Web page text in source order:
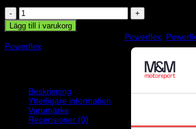
Powerflexbussning
mängd
Lägg till i varukorg
Powerflex
Powerflex
Beskrivning
Ytterligare information
Varumärke
Recensioner (0)